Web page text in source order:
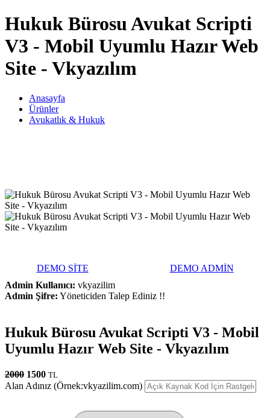
Hukuk Bürosu Avukat Scripti
V3 - Mobil Uyumlu Hazır Web
Site - Vkyazılım
Anasayfa
Ürünler
Avukatlık & Hukuk
DEMO SİTE
DEMO ADMİN
Admin Kullanıcı: vkyazilim
Admin Şifre: Yöneticiden Talep Ediniz !!
Hukuk Bürosu Avukat Scripti V3 - Mobil
Uyumlu Hazır Web Site - Vkyazılım
2000 1500 TL
Alan Adınız (Örnek:vkyazilim.com)